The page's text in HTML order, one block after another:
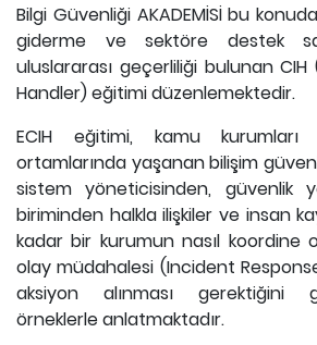
Bilgi Güvenliği AKADEMİSİ bu
giderme ve sektöre destek
uluslararası geçerliliği bulunan
Handler) eğitimi düzenlemektedir.
ECIH eğitimi, kamu
ortamlarında yaşanan bilişim
sistem yöneticisinden, güvenlik
biriminden halkla ilişkiler ve insan
kadar bir kurumun nasıl koordine
olay müdahalesi (Incident
aksiyon alınması gerektiğini
örneklerle anlatmaktadır.